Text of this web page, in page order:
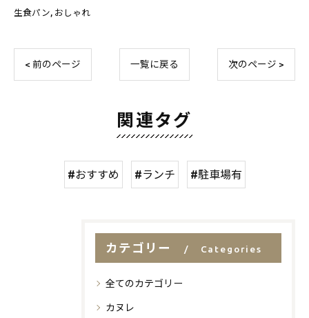
生食パン おしゃれ
< 前のページ 一覧に戻る 次のページ >
関連タグ
#おすすめ #ランチ #駐車場有
カテゴリー Categories
全てのカテゴリー
カヌレ